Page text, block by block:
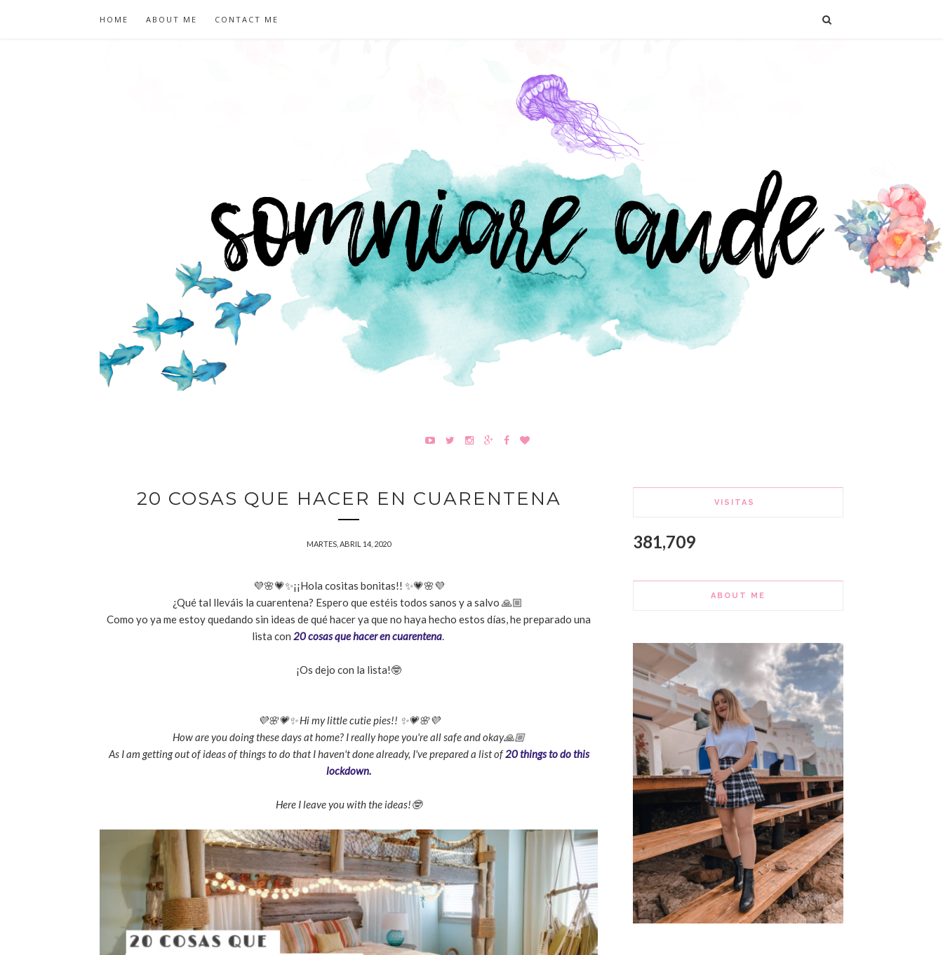
HOME ABOUT ME CONTACT ME
20 COSAS QUE HACER EN CUARENTENA
MARTES, ABRIL 14, 2020
💜🌸💗✨¡¡Hola cositas bonitas!! ✨💗🌸💜
¿Qué tal lleváis la cuarentena? Espero que estéis todos sanos y a salvo 🙏🏼
Como yo ya me estoy quedando sin ideas de qué hacer ya que no haya hecho estos días, he preparado una
lista con 20 cosas que hacer en cuarentena.
¡Os dejo con la lista!🤓
💜🌸💗✨ Hi my little cutie pies!! ✨💗🌸💜
How are you doing these days at home? I really hope you're all safe and okay🙏🏼
As I am getting out of ideas of things to do that I haven't done already, I've prepared a list of20 things to do this
lockdown.
Here I leave you with the ideas!🤓
VISITAS
381,709
ABOUT ME